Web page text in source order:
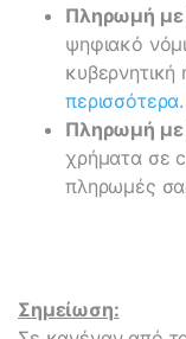
Πληρωμή με
ψηφιακό
κυβερνητική
περισσότερα.
Πληρωμή με
χρήματα σε
πληρωμές
Σημείωση: